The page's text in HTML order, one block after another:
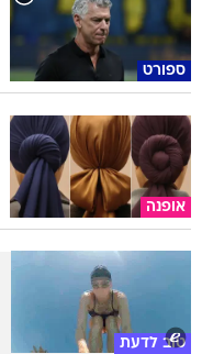
ספורט
אופנה
טוב לדעת